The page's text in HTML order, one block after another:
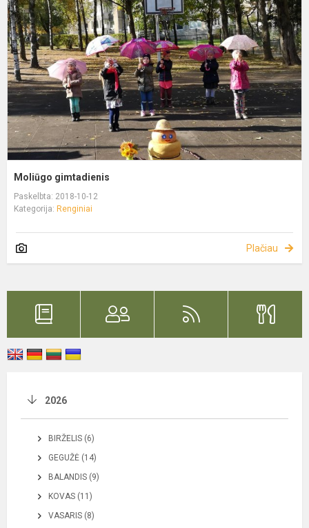
Moliūgo gimtadienis
Paskelbta: 2018-10-12
Kategorija: Renginiai
Plačiau
2026
BIRŽELIS (6)
GEGUŽĖ (14)
BALANDIS (9)
KOVAS (11)
VASARIS (8)